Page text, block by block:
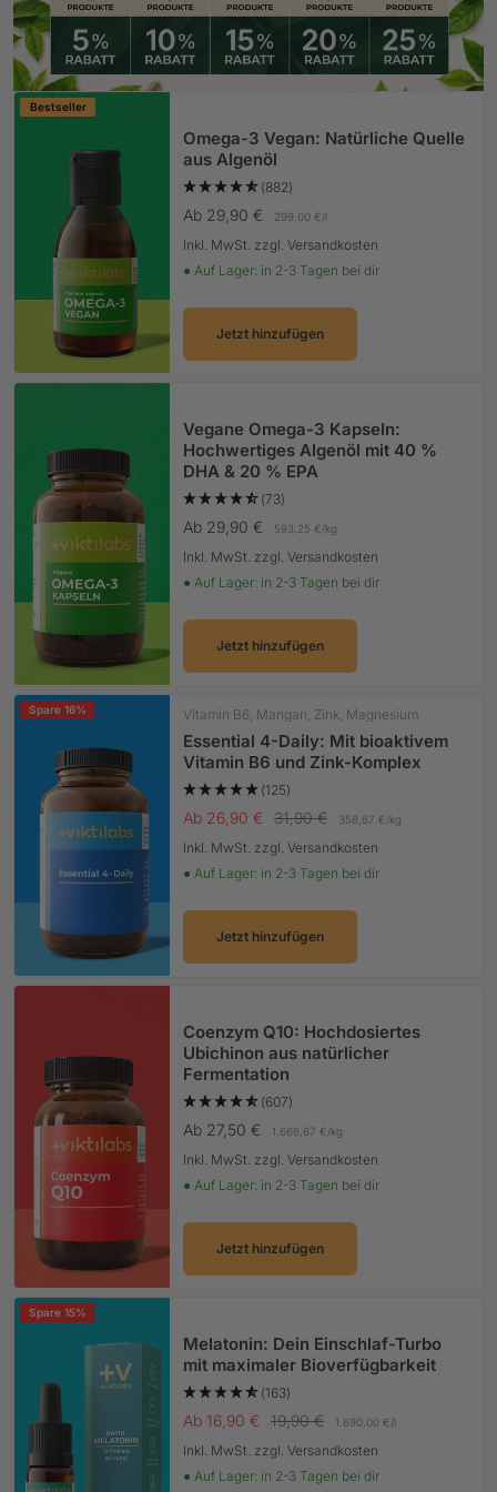
Bestseller
Omega-3 Vegan: Natürliche Quelle
aus Algenöl
(882)
Angebotspreis
Ab 29,90 € 299,00 €/l
Inkl. MwSt. zzgl. Versandkosten
● Auf Lager: in 2-3 Tagen bei dir
Jetzt hinzufügen
Vegane Omega-3 Kapseln:
Hochwertiges Algenöl mit 40 %
DHA & 20 % EPA
(73)
Angebotspreis
Ab 29,90 € 593,25 €/kg
Inkl. MwSt. zzgl. Versandkosten
● Auf Lager: in 2-3 Tagen bei dir
Jetzt hinzufügen
Spare 16% Vitamin B6, Mangan, Zink, Magnesium
Essential 4-Daily: Mit bioaktivem
Vitamin B6 und Zink-Komplex
(125)
Angebotspreis
Ab 26,90 € Regulärer Preis
31,90 € 358,67 €/kg
Inkl. MwSt. zzgl. Versandkosten
● Auf Lager: in 2-3 Tagen bei dir
Jetzt hinzufügen
Coenzym Q10: Hochdosiertes
Ubichinon aus natürlicher
Fermentation
(607)
Angebotspreis
Ab 27,50 € 1.666,67 €/kg
Inkl. MwSt. zzgl. Versandkosten
● Auf Lager: in 2-3 Tagen bei dir
Jetzt hinzufügen
Spare 15%
Melatonin: Dein Einschlaf-Turbo
mit maximaler Bioverfügbarkeit
(163)
Angebotspreis
Ab 16,90 € Regulärer Preis
19,90 € 1.690,00 €/l
Inkl. MwSt. zzgl. Versandkosten
● Auf Lager: in 2-3 Tagen bei dir